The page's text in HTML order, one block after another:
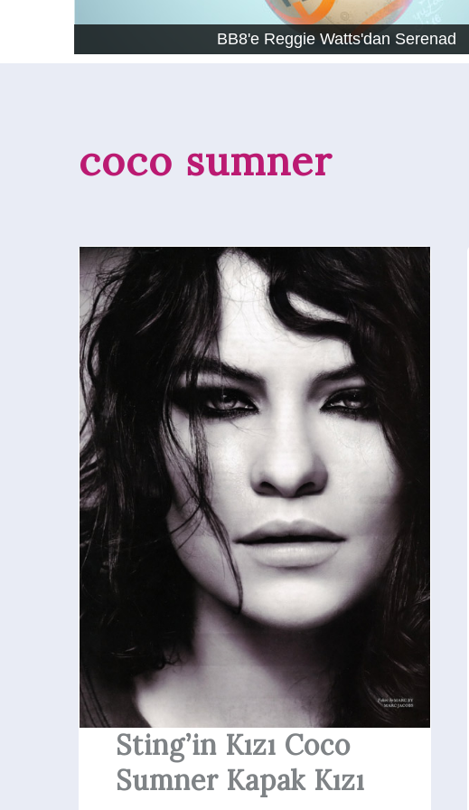
BB8'e Reggie Watts'dan Serenad
coco sumner
Sting’in Kızı Coco
Sumner Kapak Kızı